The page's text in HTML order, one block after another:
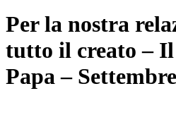
Per la nostra
tutto il creato –
Papa –